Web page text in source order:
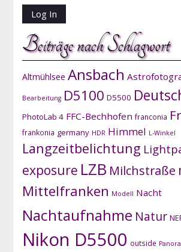
Beiträge nach Schlagwort
Altmühlsee Ansbach
Bearbeitung D5100 D5500
PhotoLab 4 FFC-Bechhofen franconia
frankonia germany HDR Himmel L-Winkel
Langzeitbelichtung
exposure LZB Milchstraße
Mittelfranken Modell Nacht
Nachtaufnahme Natur
Nikon D5500 outside